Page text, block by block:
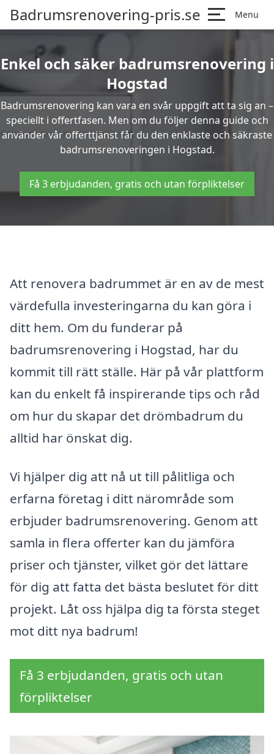
Badrumsrenovering-pris.se Menu
Enkel och säker badrumsrenovering i
Hogstad
Badrumsrenovering kan vara en svår uppgift att ta sig an –
speciellt i offertfasen. Men om du följer denna guide och
använder vår offerttjänst får du den enklaste och säkraste
badrumsrenoveringen i Hogstad.
Få 3 erbjudanden, gratis och utan förpliktelser
Att renovera badrummet är en av de mest
värdefulla investeringarna du kan göra i
ditt hem. Om du funderar på
badrumsrenovering i Hogstad, har du
kommit till rätt ställe. Här på vår plattform
kan du enkelt få inspirerande tips och råd
om hur du skapar det drömbadrum du
alltid har önskat dig.
Vi hjälper dig att nå ut till pålitliga och
erfarna företag i ditt närområde som
erbjuder badrumsrenovering. Genom att
samla in flera offerter kan du jämföra
priser och tjänster, vilket gör det lättare
för dig att fatta det bästa beslutet för ditt
projekt. Låt oss hjälpa dig ta första steget
mot ditt nya badrum!
Få 3 erbjudanden, gratis och utan
förpliktelser